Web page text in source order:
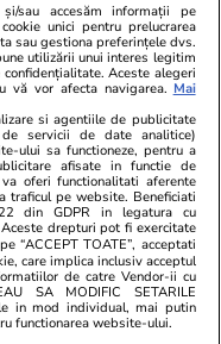
12:00
astrologice pentru
Luna Plină în
23 iul.
Numerele
sau accesăm informații pe
unici pentru prelucrarea
sau gestiona preferințele dvs.
utilizării unui interes legitim
Aceste alegeri
vă vor afecta navigarea. Mai
si agentiile de publicitate
servicii de date analitice)
ului sa functioneze, pentru a
afisate in functie de
oferi functionalitati aferente
traficul pe website. Beneficiati
din GDPR in legatura cu
drepturi pot fi exercitate
“ACCEPT TOATE”, acceptati
care implica inclusiv acceptul
de catre Vendor-ii cu
SA MODIFIC SETARILE
in mod individual, mai putin
functionarea website-ului.